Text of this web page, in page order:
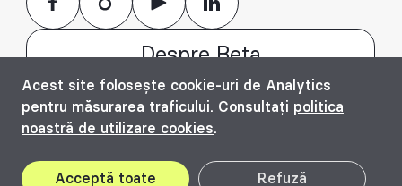
Acest site folosește cookie-uri de Analytics
pentru măsurarea traficului. Consultați politica
noastră de utilizare cookies.
Acceptă toate Refuză
Despre Beta
© Bienala timișoreană de arhitectură Beta
2016 - 2026. All rights reserved.
Top